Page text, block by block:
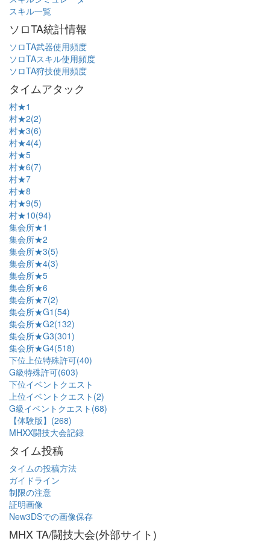
スキル一覧
ソロTA統計情報
ソロTA武器使用頻度
ソロTAスキル使用頻度
ソロTA狩技使用頻度
タイムアタック
村★1
村★2(2)
村★3(6)
村★4(4)
村★5
村★6(7)
村★7
村★8
村★9(5)
村★10(94)
集会所★1
集会所★2
集会所★3(5)
集会所★4(3)
集会所★5
集会所★6
集会所★7(2)
集会所★G1(54)
集会所★G2(132)
集会所★G3(301)
集会所★G4(518)
下位上位特殊許可(40)
G級特殊許可(603)
下位イベントクエスト
上位イベントクエスト(2)
G級イベントクエスト(68)
【体験版】(268)
MHXX闘技大会記録
タイム投稿
タイムの投稿方法
ガイドライン
制限の注意
証明画像
New3DSでの画像保存
MHX TA/闘技大会(外部サイト)